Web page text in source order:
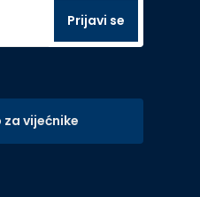
za vijećnike